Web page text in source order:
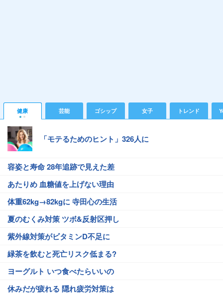
健康 芸能 ゴシップ 女子 トレンド
「モテるためのヒント」326人に
容姿と寿命 28年追跡で見えた差
あたりめ 血糖値を上げない理由
体重62kg→82kgに 寺田心の生活
夏のむくみ対策 ツボ&反射区押し
紫外線対策がビタミンD不足に
緑茶を飲むと死亡リスク低まる?
ヨーグルト いつ食べたらいいの
休みだが疲れる 隠れ疲労対策は